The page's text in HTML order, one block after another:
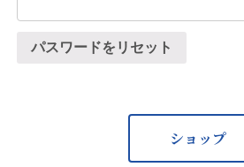
パスワードをリセット
ショップ